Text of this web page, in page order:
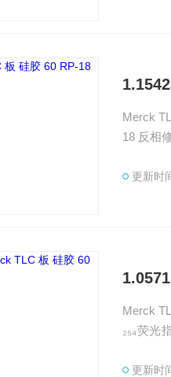
Merck
18 反相
剂、标
更新时
Merck
₂₅₄荧光
柱、化
更新时